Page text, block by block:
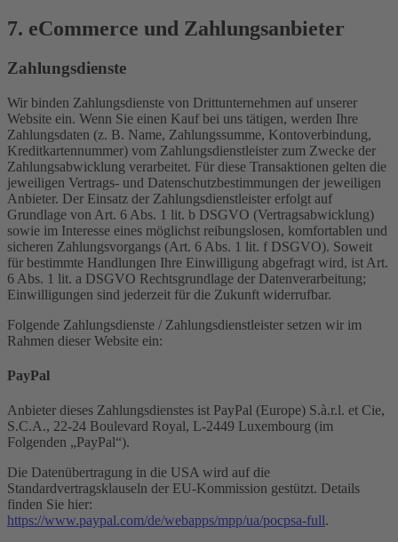
7. eCommerce und Zahlungs­anbieter
Zahlungsdienste
Wir binden Zahlungsdienste von Drittunternehmen auf unserer
Website ein. Wenn Sie einen Kauf bei uns tätigen, werden Ihre
Zahlungsdaten (z. B. Name, Zahlungssumme, Kontoverbindung,
Kreditkartennummer) vom Zahlungsdienstleister zum Zwecke der
Zahlungsabwicklung verarbeitet. Für diese Transaktionen gelten die
jeweiligen Vertrags- und Datenschutzbestimmungen der jeweiligen
Anbieter. Der Einsatz der Zahlungsdienstleister erfolgt auf
Grundlage von Art. 6 Abs. 1 lit. b DSGVO (Vertragsabwicklung)
sowie im Interesse eines möglichst reibungslosen, komfortablen und
sicheren Zahlungsvorgangs (Art. 6 Abs. 1 lit. f DSGVO). Soweit
für bestimmte Handlungen Ihre Einwilligung abgefragt wird, ist Art.
6 Abs. 1 lit. a DSGVO Rechtsgrundlage der Datenverarbeitung;
Einwilligungen sind jederzeit für die Zukunft widerrufbar.
Folgende Zahlungsdienste / Zahlungsdienstleister setzen wir im
Rahmen dieser Website ein:
PayPal
Anbieter dieses Zahlungsdienstes ist PayPal (Europe) S.à.r.l. et Cie,
S.C.A., 22-24 Boulevard Royal, L-2449 Luxembourg (im
Folgenden „PayPal“).
Die Datenübertragung in die USA wird auf die
Standardvertragsklauseln der EU-Kommission gestützt. Details
finden Sie hier:
https://www.paypal.com/de/webapps/mpp/ua/pocpsa-full.